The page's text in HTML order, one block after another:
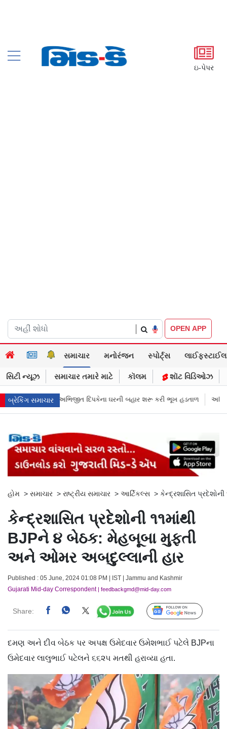
ઇ-પેપર
OPEN APP
સમાચાર મનોરંજન સ્પોર્ટ્સ લાઈફસ્ટાઈલ
સિટી ન્યૂઝ સમાચાર તમારે માટે કૉલમ શૉટ વિડિઓઝ
બ્રેકિંગ સમાચાર
બહાર શરૂ કરી ભૂખ હડતાળ અભિજીત દિપકેએ CJPની નવી નીતિ જાહેર
હોમ > સમાચાર > રાષ્ટ્રીય સમાચાર > આર્ટિકલ્સ > કેન્દ્રશાસિત
કેન્દ્રશાસિત પ્રદેશોની ૧૧માંથી
BJPને ૪ બેઠક: મેહબૂબા મુફ્તી
અને ઓમર અબદુલ્લાની હાર
Published : 05 June, 2024 01:08 PM | IST | Jammu and Kashmir
Gujarati Mid-day Correspondent| feedbackgmd@mid-day.com
Share: Follow Us
દમણ અને દીવ બેઠક પર અપક્ષ ઉમેદવાર ઉમેશભાઈ પટેલે BJPના
ઉમેદવાર લાલુભાઈ પટેલને ૬૬૨૫ મતથી હરાવ્યા હતા.